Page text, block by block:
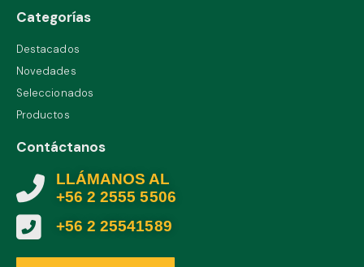
Categorías
Destacados
Novedades
Seleccionados
Productos
Contáctanos
LLÁMANOS AL
+56 2 2555 5506
+56 2 25541589